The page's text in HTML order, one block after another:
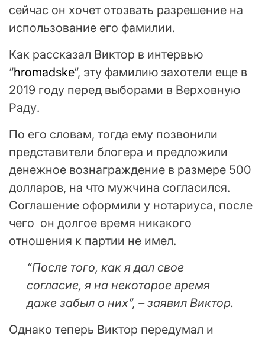
сейчас он хочет отозвать разрешение на
использование его фамилии.
Как рассказал Виктор в интервью
“hromadske“, эту фамилию захотели еще в
2019 году перед выборами в Верховную
Раду.
По его словам, тогда ему позвонили
представители блогера и предложили
денежное вознаграждение в размере 500
долларов, на что мужчина согласился.
Соглашение оформили у нотариуса, после
чего он долгое время никакого
отношения к партии не имел.
“После того, как я дал свое
согласие, я на некоторое время
даже забыл о них”, – заявил Виктор.
Однако теперь Виктор передумал и